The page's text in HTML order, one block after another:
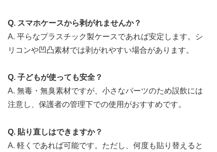
Q. スマホケースから剥がれませんか？
A. 平らなプラスチック製ケースであれば安定します。シ
リコンや凹凸素材では剥がれやすい場合があります。
Q. 子どもが使っても安全？
A. 無毒・無臭素材ですが、小さなパーツのため誤飲には
注意し、保護者の管理下での使用がおすすめです。
Q. 貼り直しはできますか？
A. 軽くであれば可能です。ただし、何度も貼り替えると